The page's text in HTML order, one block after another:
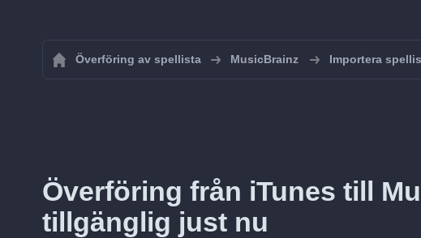
Överföring av spellista MusicBrainz Importera
Överföring från iTunes till
tillgänglig just nu